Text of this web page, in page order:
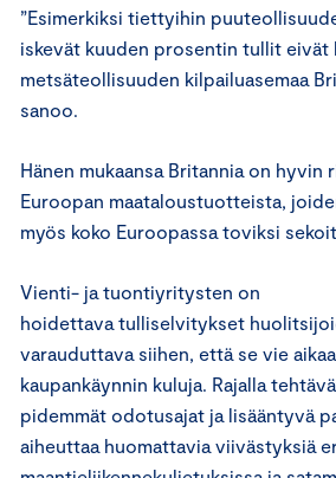
”Esimerkiksi tiettyihin
iskevät kuuden prosentin tullit eivät
metsäteollisuuden kilpailuasemaa
sanoo.
Hänen mukaansa Britannia on hyvin
Euroopan maataloustuotteista,
myös koko Euroopassa toviksi
Vienti- ja tuontiyritysten on
hoidettava tulliselvitykset
varauduttava siihen, että se vie
kaupankäynnin kuluja. Rajalla
pidemmät odotusajat ja lisääntyvä
aiheuttaa huomattavia viivästyksiä